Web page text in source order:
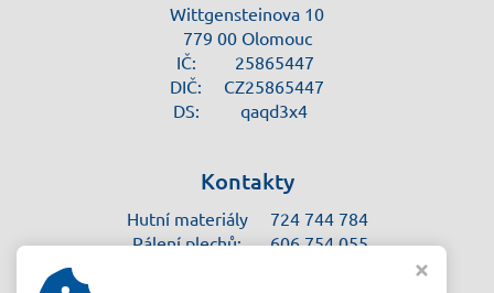
Wittgensteinova 10
779 00 Olomouc
IČ:
DIČ:
DS:
25865447
CZ25865447
qaqd3x4
Kontakty
Hutní materiály
Pálení plechů:
724 744 784
606 754 055